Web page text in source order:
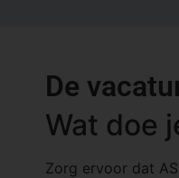
De
Wat doe
Zorg ervoor dat